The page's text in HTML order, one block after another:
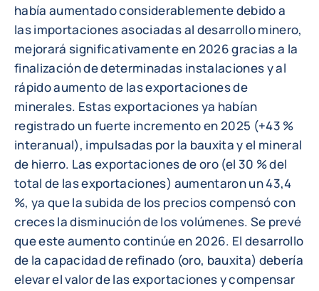
había aumentado considerablemente debido a
las importaciones asociadas al desarrollo minero,
mejorará significativamente en 2026 gracias a la
finalización de determinadas instalaciones y al
rápido aumento de las exportaciones de
minerales. Estas exportaciones ya habían
registrado un fuerte incremento en 2025 (+43 %
interanual), impulsadas por la bauxita y el mineral
de hierro. Las exportaciones de oro (el 30 % del
total de las exportaciones) aumentaron un 43,4
%, ya que la subida de los precios compensó con
creces la disminución de los volúmenes. Se prevé
que este aumento continúe en 2026. El desarrollo
de la capacidad de refinado (oro, bauxita) debería
elevar el valor de las exportaciones y compensar